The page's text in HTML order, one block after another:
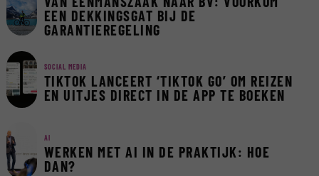
EEN DEKKINGSGAT BIJ DE
GARANTIEREGELING
SOCIAL MEDIA
TIKTOK LANCEERT ‘TIKTOK GO’ OM REIZEN
EN UITJES DIRECT IN DE APP TE BOEKEN
AI
WERKEN MET AI IN DE PRAKTIJK: HOE
DAN?